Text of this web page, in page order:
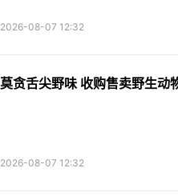
2026-08-07 12:32
莫贪舌尖野味 收购售卖野生动
2026-08-07 12:32